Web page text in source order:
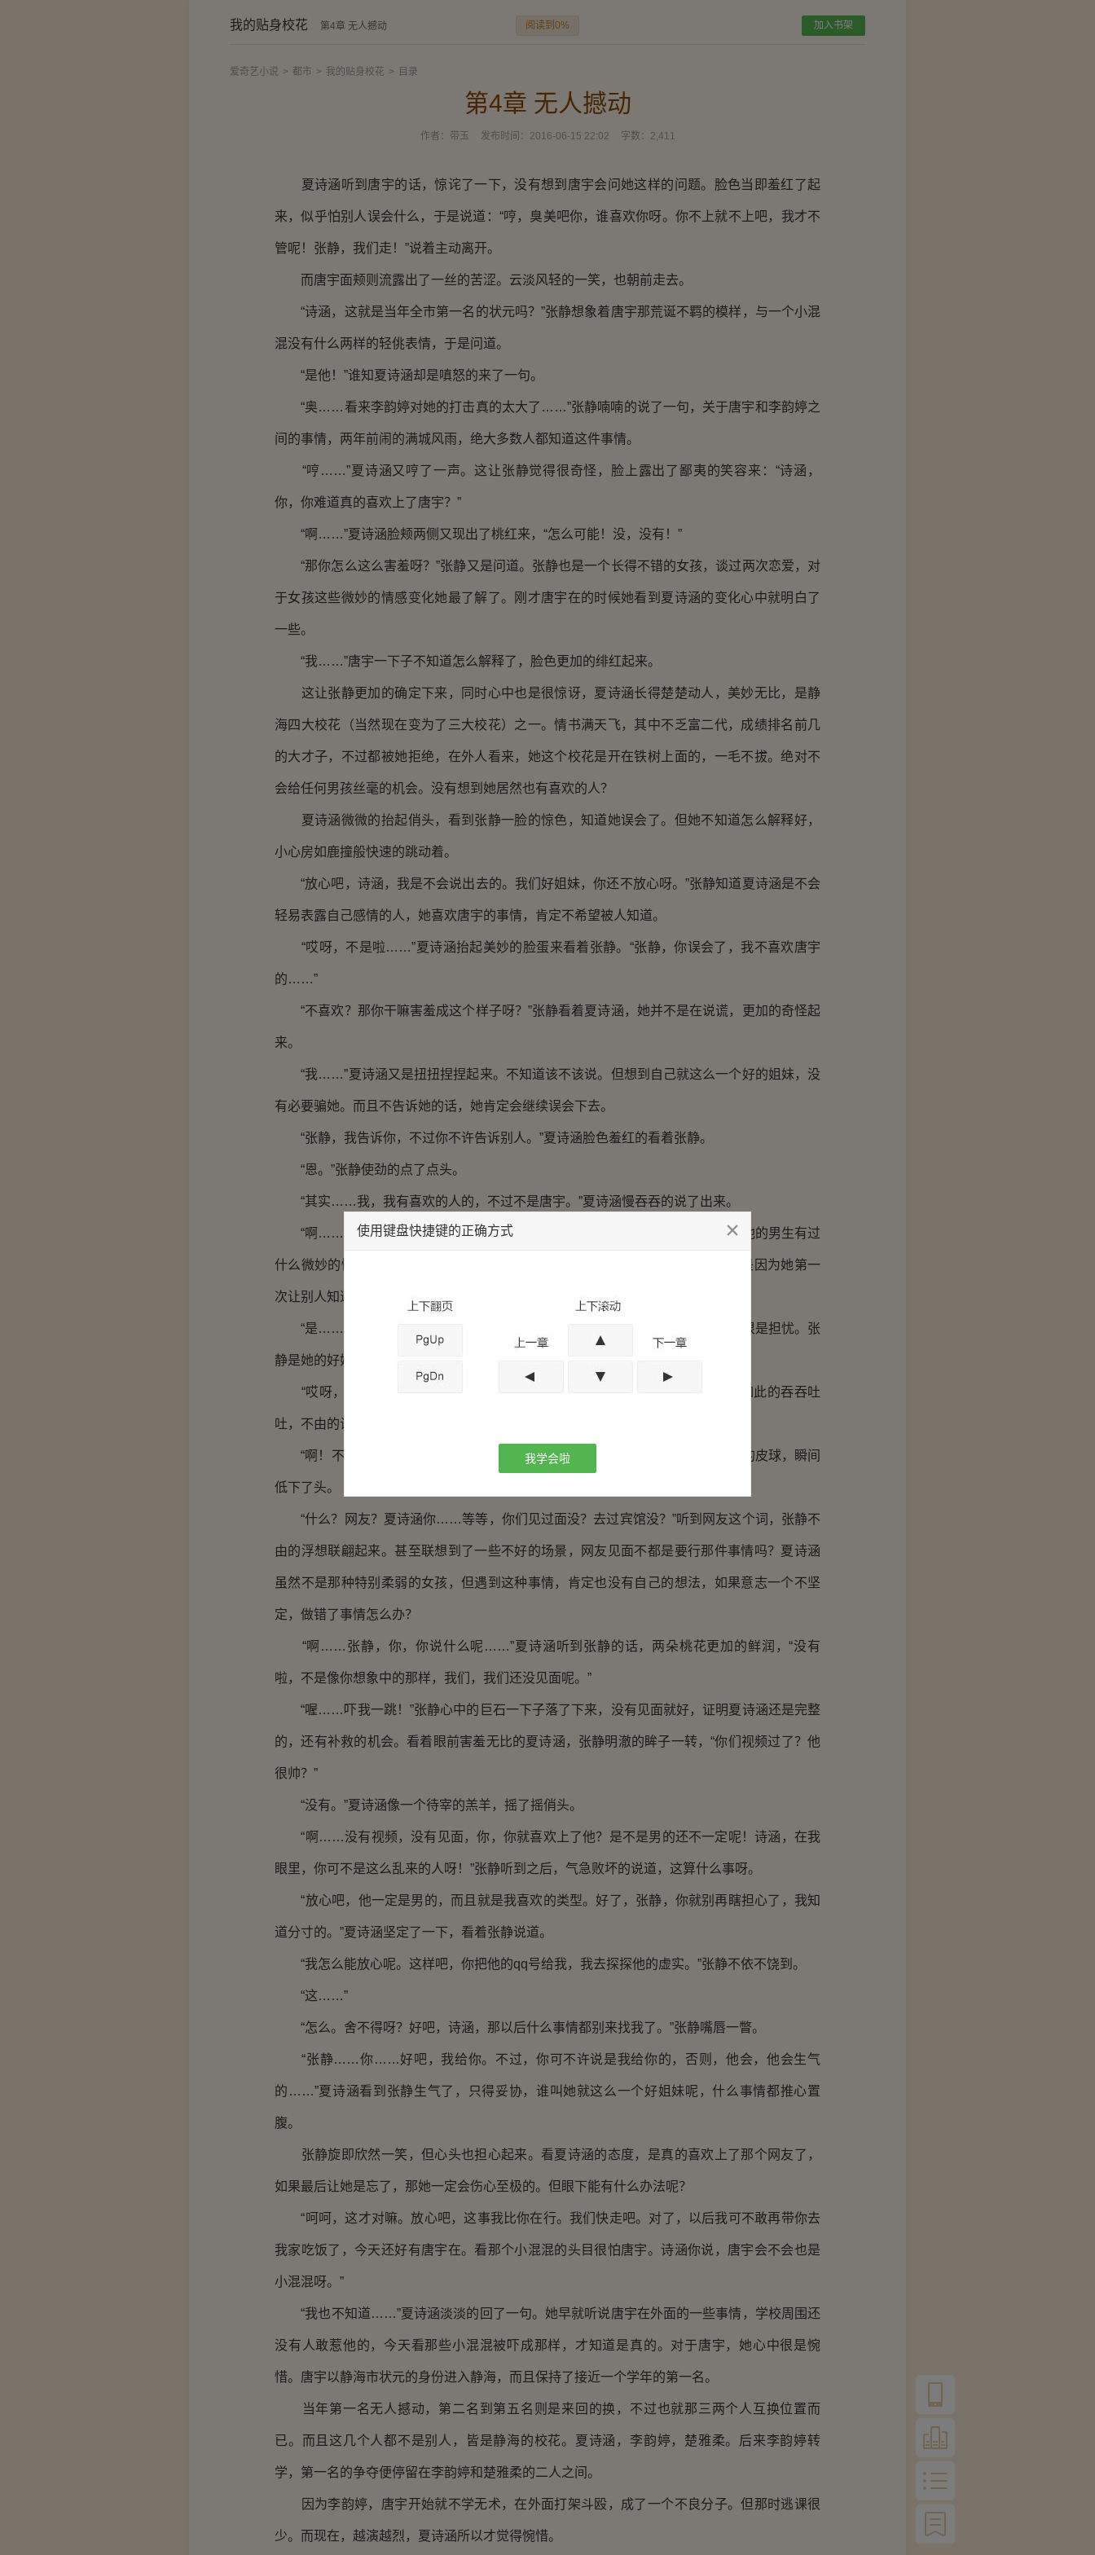
我的贴身校花 第4章 无人撼动 阅读到0% 加入书架
爱奇艺小说 > 都市 > 我的贴身校花 > 目录
第4章 无人撼动
作者： 带玉 发布时间： 2016-06-15 22:02 字数： 2,411
夏诗涵听到唐宇的话，惊诧了一下，没有想到唐宇会问她这样的问题。脸色当即羞红了起
来，似乎怕别人误会什么，于是说道：“哼，臭美吧你，谁喜欢你呀。你不上就不上吧，我才不
管呢！张静，我们走！”说着主动离开。
而唐宇面颊则流露出了一丝的苦涩。云淡风轻的一笑，也朝前走去。
“诗涵，这就是当年全市第一名的状元吗？”张静想象着唐宇那荒诞不羁的模样，与一个小混
混没有什么两样的轻佻表情，于是问道。
“是他！”谁知夏诗涵却是嗔怒的来了一句。
“奥……看来李韵婷对她的打击真的太大了……”张静喃喃的说了一句，关于唐宇和李韵婷之
间的事情，两年前闹的满城风雨，绝大多数人都知道这件事情。
“哼……”夏诗涵又哼了一声。这让张静觉得很奇怪，脸上露出了鄙夷的笑容来：“诗涵，
你，你难道真的喜欢上了唐宇？”
“啊……”夏诗涵脸颊两侧又现出了桃红来，“怎么可能！没，没有！”
“那你怎么这么害羞呀？”张静又是问道。张静也是一个长得不错的女孩，谈过两次恋爱，对
于女孩这些微妙的情感变化她最了解了。刚才唐宇在的时候她看到夏诗涵的变化心中就明白了
一些。
“我……”唐宇一下子不知道怎么解释了，脸色更加的绯红起来。
这让张静更加的确定下来，同时心中也是很惊讶，夏诗涵长得楚楚动人，美妙无比，是静
海四大校花（当然现在变为了三大校花）之一。情书满天飞，其中不乏富二代，成绩排名前几
的大才子，不过都被她拒绝，在外人看来，她这个校花是开在铁树上面的，一毛不拔。绝对不
会给任何男孩丝毫的机会。没有想到她居然也有喜欢的人？
夏诗涵微微的抬起俏头，看到张静一脸的惊色，知道她误会了。但她不知道怎么解释好，
小心房如鹿撞般快速的跳动着。
“放心吧，诗涵，我是不会说出去的。我们好姐妹，你还不放心呀。”张静知道夏诗涵是不会
轻易表露自己感情的人，她喜欢唐宇的事情，肯定不希望被人知道。
“哎呀，不是啦……”夏诗涵抬起美妙的脸蛋来看着张静。“张静，你误会了，我不喜欢唐宇
的……”
“不喜欢？那你干嘛害羞成这个样子呀？”张静看着夏诗涵，她并不是在说谎，更加的奇怪起
来。
“我……”夏诗涵又是扭扭捏捏起来。不知道该不该说。但想到自己就这么一个好的姐妹，没
有必要骗她。而且不告诉她的话，她肯定会继续误会下去。
“张静，我告诉你，不过你不许告诉别人。”夏诗涵脸色羞红的看着张静。
“恩。”张静使劲的点了点头。
“其实……我，我有喜欢的人的，不过不是唐宇。”夏诗涵慢吞吞的说了出来。
“啊……那是谁？”张静一愣，她和夏诗涵接触的机会最多，并没有发现她和其他的男生有过
什么微妙的情愫。不过现在她明白了，为什么夏诗涵刚才会表现的如此害羞。那是因为她第一
次让别人知道
“是……张静，我说出来，你不要骂我啊。”夏诗涵看着张静，畏畏缩缩，脸上很是担忧。张
静是她的好姐妹，最为关心她，夏诗涵很是担心。
“哎呀，急死人了，你快说呀？难道是我的前男友？”张静直接问道。夏诗涵如此的吞吞吐
吐，不由的让她乱想起来。
“啊！不，不是啦。是，是一个网友……”夏诗涵怯弱的说出口来，宛如泄了气的皮球，瞬间
低下了头。
“什么？网友？夏诗涵你……等等，你们见过面没？去过宾馆没？”听到网友这个词，张静不
由的浮想联翩起来。甚至联想到了一些不好的场景，网友见面不都是要行那件事情吗？夏诗涵
虽然不是那种特别柔弱的女孩，但遇到这种事情，肯定也没有自己的想法，如果意志一个不坚
定，做错了事情怎么办？
“啊……张静，你，你说什么呢……”夏诗涵听到张静的话，两朵桃花更加的鲜润，“没有
啦，不是像你想象中的那样，我们，我们还没见面呢。”
“喔……吓我一跳！”张静心中的巨石一下子落了下来，没有见面就好，证明夏诗涵还是完整
的，还有补救的机会。看着眼前害羞无比的夏诗涵，张静明澈的眸子一转，“你们视频过了？他
很帅？”
“没有。”夏诗涵像一个待宰的羔羊，摇了摇俏头。
“啊……没有视频，没有见面，你，你就喜欢上了他？是不是男的还不一定呢！诗涵，在我
眼里，你可不是这么乱来的人呀！”张静听到之后，气急败坏的说道，这算什么事呀。
“放心吧，他一定是男的，而且就是我喜欢的类型。好了，张静，你就别再瞎担心了，我知
道分寸的。”夏诗涵坚定了一下，看着张静说道。
“我怎么能放心呢。这样吧，你把他的qq号给我，我去探探他的虚实。”张静不依不饶到。
“这……”
“怎么。舍不得呀？好吧，诗涵，那以后什么事情都别来找我了。”张静嘴唇一瞥。
“张静……你……好吧，我给你。不过，你可不许说是我给你的，否则，他会，他会生气
的……”夏诗涵看到张静生气了，只得妥协，谁叫她就这么一个好姐妹呢，什么事情都推心置
腹。
张静旋即欣然一笑，但心头也担心起来。看夏诗涵的态度，是真的喜欢上了那个网友了，
如果最后让她是忘了，那她一定会伤心至极的。但眼下能有什么办法呢？
“呵呵，这才对嘛。放心吧，这事我比你在行。我们快走吧。对了，以后我可不敢再带你去
我家吃饭了，今天还好有唐宇在。看那个小混混的头目很怕唐宇。诗涵你说，唐宇会不会也是
小混混呀。”
“我也不知道……”夏诗涵淡淡的回了一句。她早就听说唐宇在外面的一些事情，学校周围还
没有人敢惹他的，今天看那些小混混被吓成那样，才知道是真的。对于唐宇，她心中很是惋
惜。唐宇以静海市状元的身份进入静海，而且保持了接近一个学年的第一名。
当年第一名无人撼动，第二名到第五名则是来回的换，不过也就那三两个人互换位置而
已。而且这几个人都不是别人，皆是静海的校花。夏诗涵，李韵婷，楚雅柔。后来李韵婷转
学，第一名的争夺便停留在李韵婷和楚雅柔的二人之间。
因为李韵婷，唐宇开始就不学无术，在外面打架斗殴，成了一个不良分子。但那时逃课很
少。而现在，越演越烈，夏诗涵所以才觉得惋惜。
使用键盘快捷键的正确方式
我学会啦